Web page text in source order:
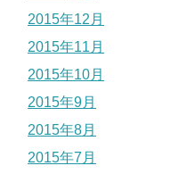
2015年12月
2015年11月
2015年10月
2015年9月
2015年8月
2015年7月